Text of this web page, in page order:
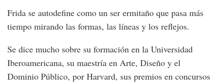
Frida se autodefine como un ser ermitaño que pasa más
tiempo mirando las formas, las líneas y los reflejos.
Se dice mucho sobre su formación en la Universidad
Iberoamericana, su maestría en Arte, Diseño y el
Dominio Público, por Harvard, sus premios en concursos